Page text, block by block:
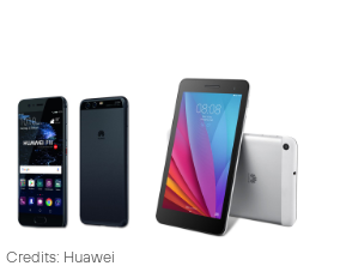
Credits: Huawei